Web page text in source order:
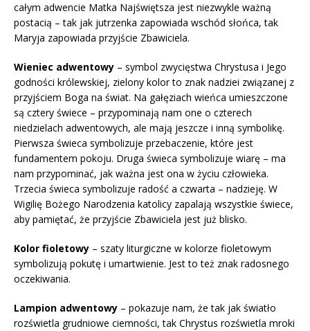
całym adwencie Matka Najświętsza jest niezwykle ważną
postacią – tak jak jutrzenka zapowiada wschód słońca, tak
Maryja zapowiada przyjście Zbawiciela.
Wieniec adwentowy – symbol zwycięstwa Chrystusa i Jego
godności królewskiej, zielony kolor to znak nadziei związanej z
przyjściem Boga na świat. Na gałęziach wieńca umieszczone
są cztery świece – przypominają nam one o czterech
niedzielach adwentowych, ale mają jeszcze i inną symbolikę.
Pierwsza świeca symbolizuje przebaczenie, które jest
fundamentem pokoju. Druga świeca symbolizuje wiarę – ma
nam przypominać, jak ważna jest ona w życiu człowieka.
Trzecia świeca symbolizuje radość a czwarta – nadzieję. W
Wigilię Bożego Narodzenia katolicy zapalają wszystkie świece,
aby pamiętać, że przyjście Zbawiciela jest już blisko.
Kolor fioletowy – szaty liturgiczne w kolorze fioletowym
symbolizują pokutę i umartwienie. Jest to też znak radosnego
oczekiwania.
Lampion adwentowy – pokazuje nam, że tak jak światło
rozświetla grudniowe ciemności, tak Chrystus rozświetla mroki